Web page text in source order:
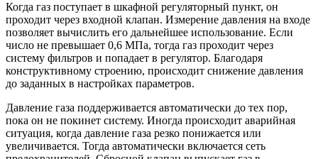
Когда газ поступает в шкафной регуляторный пункт, он
проходит через входной клапан. Измерение давления на входе
позволяет вычислить его дальнейшее использование. Если
число не превышает 0,6 МПа, тогда газ проходит через
систему фильтров и попадает в регулятор. Благодаря
конструктивному строению, происходит снижение давления
до заданных в настройках параметров.
Давление газа поддерживается автоматически до тех пор,
пока он не покинет систему. Иногда происходит аварийная
ситуация, когда давление газа резко понижается или
увеличивается. Тогда автоматически включается сеть